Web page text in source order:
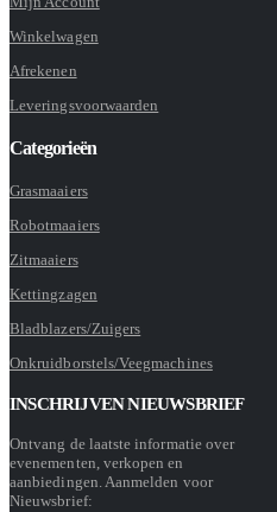
Winkelwagen
Afrekenen
Leveringsvoorwaarden
Categorieën
Grasmaaiers
Robotmaaiers
Zitmaaiers
Kettingzagen
Bladblazers/Zuigers
Onkruidborstels/Veegmachines
INSCHRIJVEN NIEUWSBRIEF
Ontvang de laatste informatie over
evenementen, verkopen en
aanbiedingen. Aanmelden voor
Nieuwsbrief: